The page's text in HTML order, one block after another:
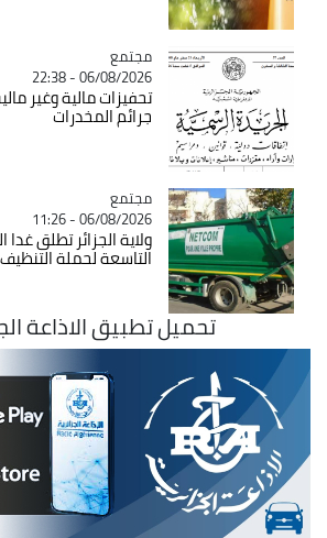
Catégorie
مجتمع
06/08/2026 - 22:38
تحفيزات مالية وغير
جرائم المخدرات
Catégorie
مجتمع
06/08/2026 - 11:26
ولاية الجزائر تطلق غدا
التاسعة لحملة التنظيف
تحميل تطبيق الاذاعة